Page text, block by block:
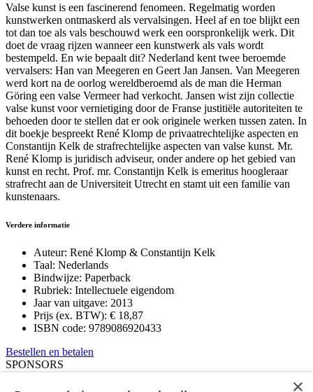
Valse kunst is een fascinerend fenomeen. Regelmatig worden
kunstwerken ontmaskerd als vervalsingen. Heel af en toe blijkt een
tot dan toe als vals beschouwd werk een oorspronkelijk werk. Dit
doet de vraag rijzen wanneer een kunstwerk als vals wordt
bestempeld. En wie bepaalt dit? Nederland kent twee beroemde
vervalsers: Han van Meegeren en Geert Jan Jansen. Van Meegeren
werd kort na de oorlog wereldberoemd als de man die Herman
Göring een valse Vermeer had verkocht. Jansen wist zijn collectie
valse kunst voor vernietiging door de Franse justitiële autoriteiten te
behoeden door te stellen dat er ook originele werken tussen zaten. In
dit boekje bespreekt René Klomp de privaatrechtelijke aspecten en
Constantijn Kelk de strafrechtelijke aspecten van valse kunst. Mr.
René Klomp is juridisch adviseur, onder andere op het gebied van
kunst en recht. Prof. mr. Constantijn Kelk is emeritus hoogleraar
strafrecht aan de Universiteit Utrecht en stamt uit een familie van
kunstenaars.
Verdere informatie
Auteur: René Klomp & Constantijn Kelk
Taal: Nederlands
Bindwijze: Paperback
Rubriek: Intellectuele eigendom
Jaar van uitgave: 2013
Prijs (ex. BTW): € 18,87
ISBN code: 9789086920433
Bestellen en betalen
SPONSORS
RB
×